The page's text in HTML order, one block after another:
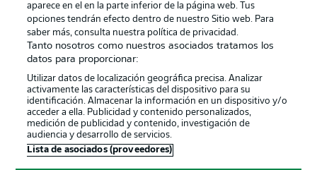
Sello Editorial Contacto
© 2026 Bundesliga-Gruppe GmbH
aparece en el en la parte inferior de la página web. Tus
opciones tendrán efecto dentro de nuestro Sitio web. Para
saber más, consulta nuestra política de privacidad.
Tanto nosotros como nuestros asociados tratamos los
datos para proporcionar:
Utilizar datos de localización geográfica precisa. Analizar
activamente las características del dispositivo para su
identificación. Almacenar la información en un dispositivo y/o
acceder a ella. Publicidad y contenido personalizados,
medición de publicidad y contenido, investigación de
audiencia y desarrollo de servicios.
Lista de asociados (proveedores)